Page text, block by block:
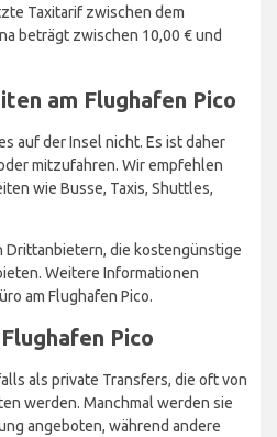
Taxitarif zwischen dem
beträgt zwischen 10,00 € und
am Flughafen Pico
auf der Insel nicht. Es ist daher
mitzufahren. Wir empfehlen
wie Busse, Taxis, Shuttles,
Drittanbietern, die kostengünstige
Weitere Informationen
am Flughafen Pico.
Pico
als private Transfers, die oft von
werden. Manchmal werden sie
angeboten, während andere